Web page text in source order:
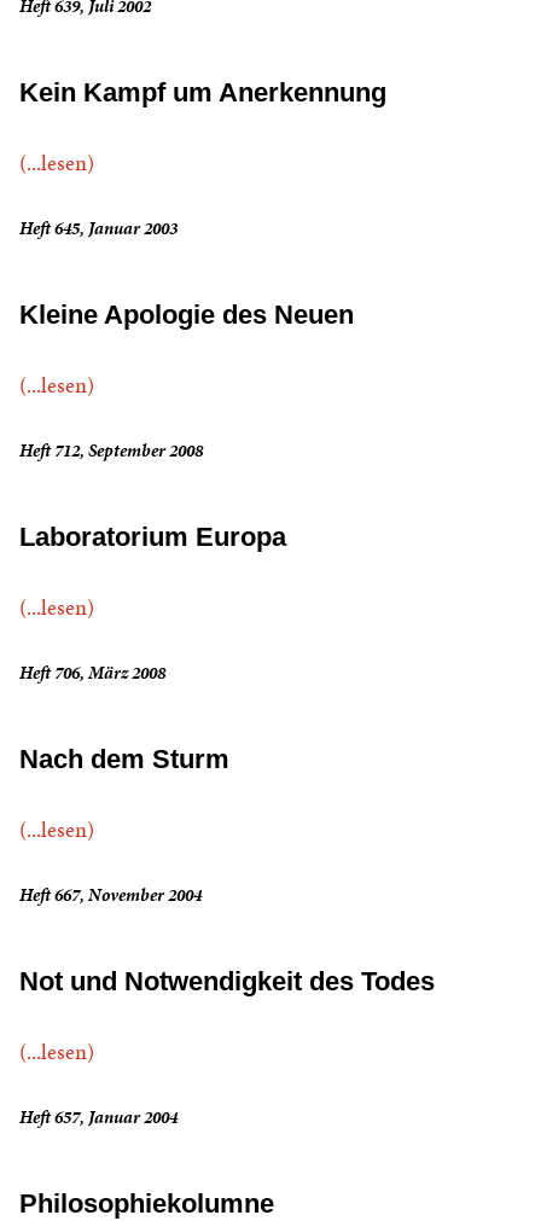
Heft 639, Juli 2002
Kein Kampf um Anerkennung
(...lesen)
Heft 645, Januar 2003
Kleine Apologie des Neuen
(...lesen)
Heft 712, September 2008
Laboratorium Europa
(...lesen)
Heft 706, März 2008
Nach dem Sturm
(...lesen)
Heft 667, November 2004
Not und Notwendigkeit des Todes
(...lesen)
Heft 657, Januar 2004
Philosophiekolumne